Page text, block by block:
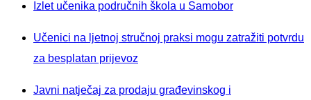
Izlet učenika područnih škola u Samobor
Učenici na ljetnoj stručnoj praksi mogu zatražiti potvrdu
za besplatan prijevoz
Javni natječaj za prodaju građevinskog i